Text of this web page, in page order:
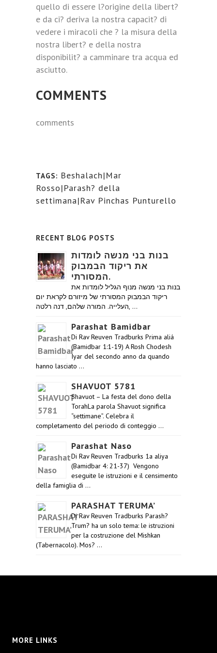
quello di essere l?origine della libert?
e da ci? deriva la nostra capacit? di
vedere i miracoli che ? la misura della
nostra libert? e della nostra
disponibilit? a camminare tra acqua ed
asciutto.
COMMENTS
comments
TAGS: Beshalach|Mar
Rosso|Parash? della
settimana|Rav Pinchas Punturello
RECENT BLOG POSTS
בנות בני מנשה לומדות
את ריקוד הבמבוק
המסורתי.
בנות בני מנשה מנוף הגליל לומדות את
ריקוד הבמבוק המסורתי של מיזורם לקראת יום
העלייה. המורה שלהם, דנה רלטה, …
Parashat Bamidbar
Di Rav Reuven Tradburks Prima aliá
(Bamidbar 1:1-19) A Rosh Chodesh
Iyar del secondo anno da quando
hanno lasciato …
SHAVUOT 5781
Shavuot – La festa del dono della
TorahLa parola Shavuot significa
“settimane”. Celebra il
completamento del periodo di conteggio …
Parashat Naso
Di Rav Reuven Tradburks 1a aliya
(Bamidbar 4: 21-37) Vengono
eseguite le istruzioni e il censimento
della famiglia di …
PARASHAT TERUMA’
Di Rav Reuven Tradburks Parash?
Trum? ha un solo tema: le istruzioni
per la costruzione del Mishkan
(Tabernacolo). Mos? …
MORE LINKS